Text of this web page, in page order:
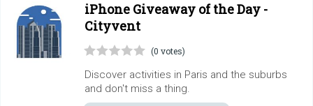
iPhone Giveaway of the Day -
Cityvent
(0 votes)
Discover activities in Paris and the suburbs
and don't miss a thing.